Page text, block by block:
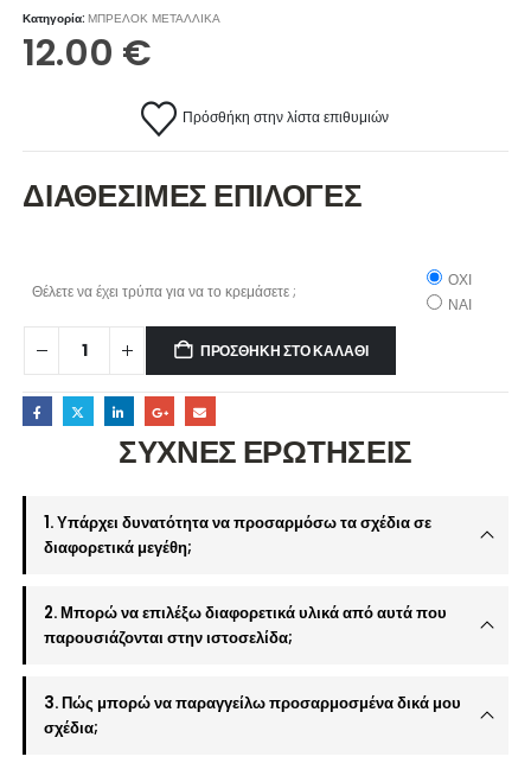
Κατηγορία:ΜΠΡΕΛΟΚ ΜΕΤΑΛΛΙΚΑ
12.00 €
Πρόσθήκη στην λίστα επιθυμιών
ΔΙΑΘΕΣΙΜΕΣ ΕΠΙΛΟΓΕΣ
Θέλετε να έχει τρύπα για να το κρεμάσετε ;
ΟΧΙ
ΝΑΙ
ΠΡΟΣΘΉΚΗ ΣΤΟ ΚΑΛΆΘΙ
ΣΥΧΝΕΣ ΕΡΩΤΗΣΕΙΣ
1. Υπάρχει δυνατότητα να προσαρμόσω τα σχέδια σε
διαφορετικά μεγέθη;
2. Μπορώ να επιλέξω διαφορετικά υλικά από αυτά που
παρουσιάζονται στην ιστοσελίδα;
3. Πώς μπορώ να παραγγείλω προσαρμοσμένα δικά μου
σχέδια;